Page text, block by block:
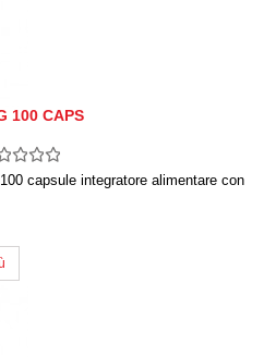
100 CAPS
capsule integratore alimentare con